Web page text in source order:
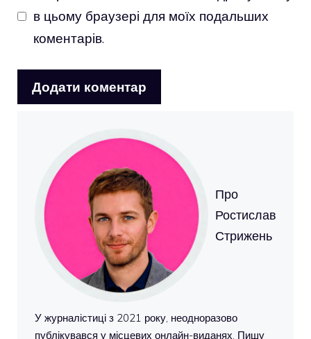
в цьому браузері для моїх подальших
коментарів.
Про
Ростислав
Стрижень
У журналістиці з 2021 року, неодноразово
публікувався у місцевих онлайн-виданях. Пишу